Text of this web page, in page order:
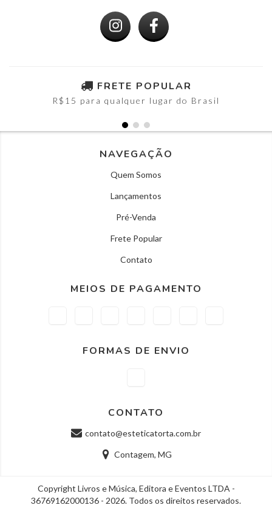
FRETE POPULAR
R$15 para qualquer lugar do Brasil
NAVEGAÇÃO
Quem Somos
Lançamentos
Pré-Venda
Frete Popular
Contato
MEIOS DE PAGAMENTO
FORMAS DE ENVIO
CONTATO
contato@esteticatorta.com.br
Contagem, MG
Copyright Livros e Música, Editora e Eventos LTDA -
36769162000136 - 2026. Todos os direitos reservados.